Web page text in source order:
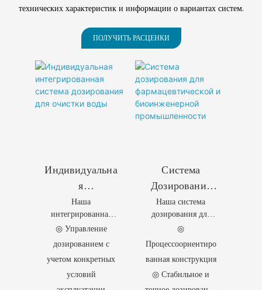
традиционными
методами очистки
◎ Функции
самоочистки с обратной
промывкой и продувкой
воздухом
технических характеристик и информации о вариантах систем.
ПОЛУЧИТЬ РАСЦЕНКИ
Индивидуальна
Я
Интегрированн
Ая Система
Дозирования
Для Очистки
Воды
Наша
интегрированная
система
водоподготовки
представляет собой
полностью
индивидуальное
◎ Управление
дозированием с
учетом конкретных
условий
Система
Дозирования
Для
Фармацевтичес
Кой И
Биоинженерной
Промышленнос
Ти
Наша система
дозирования для
фармацевтической и
промышленности
обеспечивает
стабильное и точное
дозирование
◎
Процессоориентиро
ванная конструкция
◎ Стабильное и